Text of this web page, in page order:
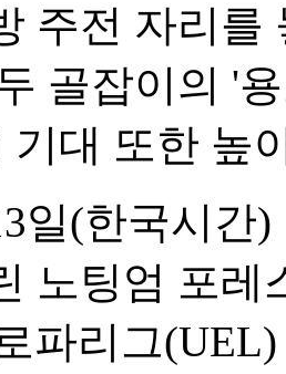
주전 자리를
골잡이의 '
기대 또한 높
일(한국시간
노팅엄 포레
파리그